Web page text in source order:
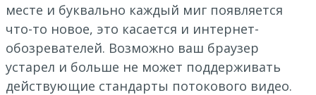
месте и буквально каждый миг появляется
что-то новое, это касается и интернет-
обозревателей. Возможно ваш браузер
устарел и больше не может поддерживать
действующие стандарты потокового видео.